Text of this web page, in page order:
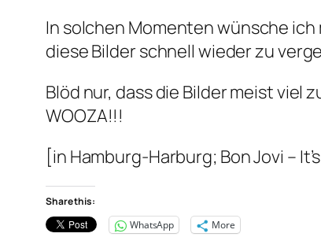
In solchen Momenten wünsche
diese Bilder schnell wieder zu
Blöd nur, dass die Bilder meist
WOOZA!!!
[in Hamburg-Harburg; Bon Jovi –
Share this:
WhatsApp
More